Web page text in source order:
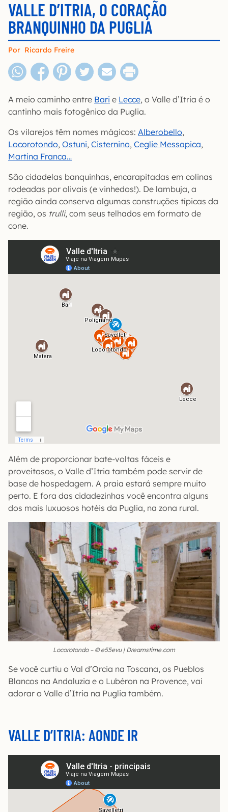
VALLE D’ITRIA, O CORAÇÃO
BRANQUINHO DA PUGLIA
Por Ricardo Freire
A meio caminho entre Bari e Lecce, o Valle d’Itria é o
cantinho mais fotogênico da Puglia.
Os vilarejos têm nomes mágicos: Alberobello,
Locorotondo, Ostuni, Cisternino, Ceglie Messapica,
Martina Franca…
São cidadelas banquinhas, encarapitadas em colinas
rodeadas por olivais (e vinhedos!). De lambuja, a
região ainda conserva algumas construções típicas da
região, os trulli, com seus telhados em formato de
cone.
Além de proporcionar bate-voltas fáceis e
proveitosos, o Valle d’Itria também pode servir de
base de hospedagem. A praia estará sempre muito
perto. E fora das cidadezinhas você encontra alguns
dos mais luxuosos hotéis da Puglia, na zona rural.
Locorotondo – © e55evu | Dreamstime.com
Se você curtiu o Val d’Orcia na Toscana, os Pueblos
Blancos na Andaluzia e o Lubéron na Provence, vai
adorar o Valle d’Itria na Puglia também.
VALLE D’ITRIA: AONDE IR